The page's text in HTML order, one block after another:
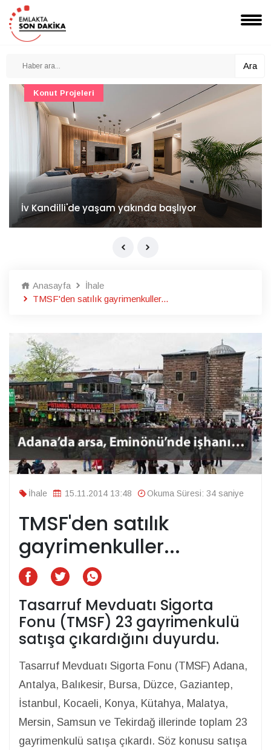
Ara
İv Kandilli'de yaşam yakında başlıyor
Konut Projeleri
Anasayfa
İhale
TMSF'den satılık gayrimenkuller...
İhale 15.11.2014 13:48 Okuma Süresi: 34 saniye
TMSF'den satılık
gayrimenkuller...
Tasarruf Mevduatı Sigorta
Fonu (TMSF) 23 gayrimenkulü
satışa çıkardığını duyurdu.
Tasarruf Mevduatı Sigorta Fonu (TMSF) Adana,
Antalya, Balıkesir, Bursa, Düzce, Gaziantep,
İstanbul, Kocaeli, Konya, Kütahya, Malatya,
Mersin, Samsun ve Tekirdağ illerinde toplam 23
gayrimenkulü satışa çıkardı. Söz konusu satışa